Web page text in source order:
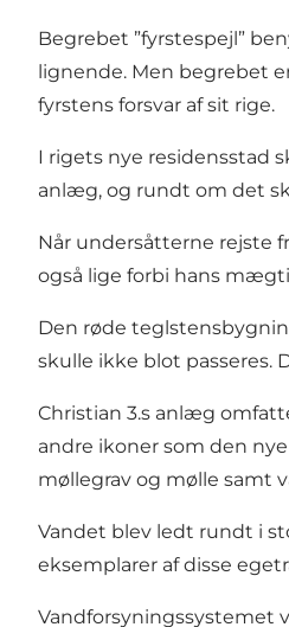
Begrebet ”fyrstespejl”
lignende. Men begrebet
fyrstens forsvar af sit rige.
I rigets nye residensstad
anlæg, og rundt om det
Når undersåtterne rejste
også lige forbi hans
Den røde
skulle ikke blot passeres.
Christian 3.s anlæg
andre ikoner som den
møllegrav og mølle samt
Vandet blev ledt rundt i
eksemplarer af disse
Vandforsyningssystemet